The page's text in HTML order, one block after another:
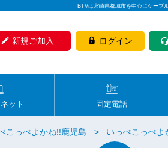
BTVは宮崎県都城市を中心にケーブ
新規ご加入 ログイン
ット 固定電話
こっぺよかね!!鹿児島 いっぺこっぺ